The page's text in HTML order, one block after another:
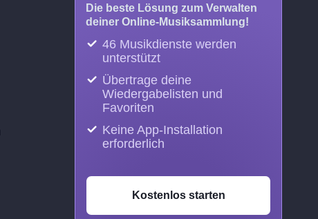
Die beste Lösung zum Verwalten
deiner Online-Musiksammlung!
46 Musikdienste werden
unterstützt
Übertrage deine
Wiedergabelisten und
Favoriten
Keine App-Installation
erforderlich
Kostenlos starten